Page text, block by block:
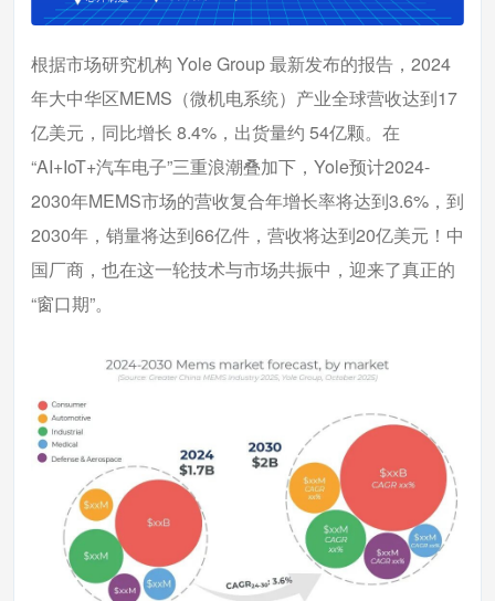
根据市场研究机构 Yole Group 最新发布的报告，2024
年大中华区MEMS（微机电系统）产业全球营收达到17
亿美元，同比增长 8.4%，出货量约 54亿颗。在
“AI+IoT+汽车电子”三重浪潮叠加下，Yole预计2024-
2030年MEMS市场的营收复合年增长率将达到3.6%，到
2030年，销量将达到66亿件，营收将达到20亿美元！中
国厂商，也在这一轮技术与市场共振中，迎来了真正的
“窗口期”。